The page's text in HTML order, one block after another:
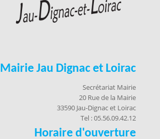
Mairie Jau Dignac et Loirac
Secrétariat Mairie
20 Rue de la Mairie
33590 Jau-Dignac et Loirac
Tel : 05.56.09.42.12
Horaire d'ouverture